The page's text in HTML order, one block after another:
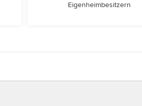
Eigenheimbesitzern